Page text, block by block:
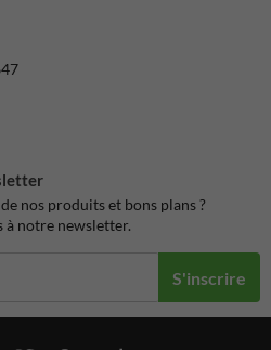
nos produits et bons plans ?
à notre newsletter.
S'inscrire